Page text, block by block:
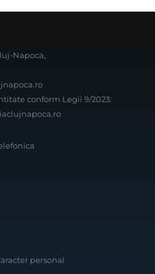
Napoca,
conform Legii 9/2023:
personal